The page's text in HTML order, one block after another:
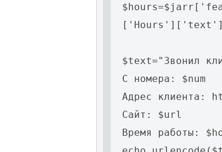
$text="Звонил
С номера: $num
Адрес клиента:
Сайт: $url
Время работы: